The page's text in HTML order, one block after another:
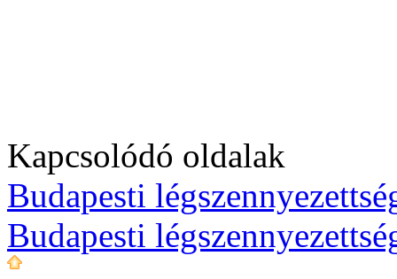
Kapcsolódó oldalak
Budapesti
Budapesti